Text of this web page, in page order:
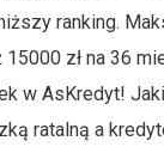
ranking.
zł na 36
w AsKredyt!
ratalną a